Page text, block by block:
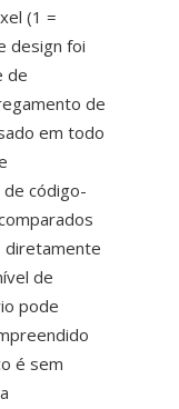
(1 =
design foi
de
de
em todo
código-
diretamente
de
pode
é sem